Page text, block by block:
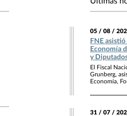
05 / 08 /
FNE
Economía
y
El Fiscal
Grunberg,
Economía,
31 / 07 /